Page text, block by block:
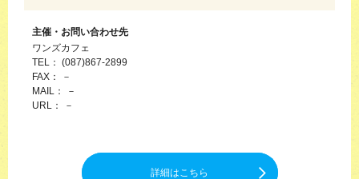
主催・お問い合わせ先
ワンズカフェ
TEL： (087)867-2899
FAX： －
MAIL： －
URL： －
詳細はこちら